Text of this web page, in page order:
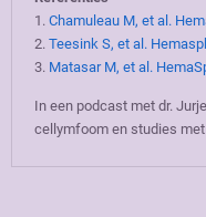
1. Chamuleau M, et al.
2. Teesink S, et al.
3. Matasar M, et al.
In een podcast met dr.
cellymfoom en studies